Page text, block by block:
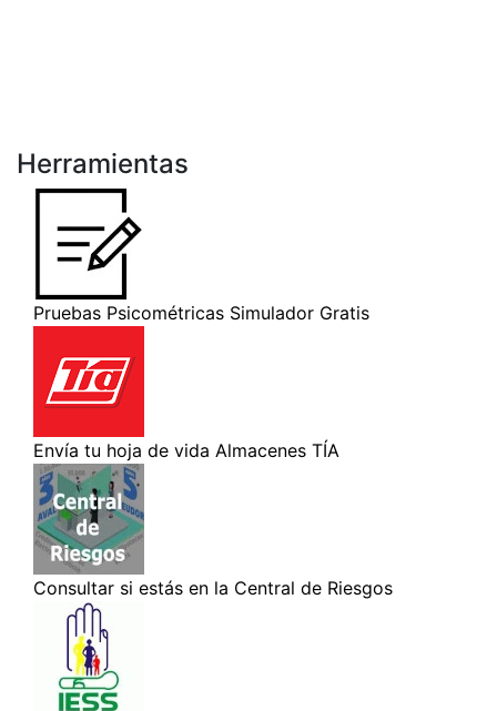
Herramientas